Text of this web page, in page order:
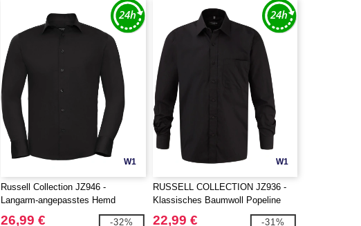
W1
Russell Collection JZ946 -
Langarm-angepasstes Hemd
26,99 € -32%
W1
RUSSELL COLLECTION JZ936 -
Klassisches Baumwoll Popeline
Hemd - Langarm
22,99 € -31%